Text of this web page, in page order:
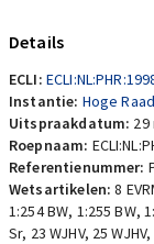
Details
ECLI:
Instantie: Hoge Raad
Uitspraakdatum: 29
Roepnaam:
Referentienummer:
Wetsartikelen:8
1:254 BW, 1:255 BW,
Sr, 23 WJHV, 25 WJHV,